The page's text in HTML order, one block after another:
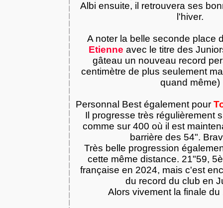
Albi ensuite, il retrouvera ses
l'hiver.
A noter la belle seconde place
Etienne avec le titre des
gâteau un nouveau record
centimètre de plus seulement
quand même)
Personnal Best également pour
Il progresse très régulièrement
comme sur 400 où il est
barrière des 54".
Très belle progression
cette même distance. 21"59,
française en 2024, mais c'est
du record du club en
Alors vivement la finale du